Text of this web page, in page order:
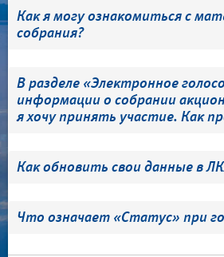
Как я могу ознакомиться с
собрания?
В разделе «Электронное
информации о собрании
я хочу принять участие. Как
Как обновить свои данные в
Что означает «Статус» при